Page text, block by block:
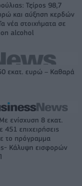
Τζίρος 98,7
και αύξηση κερδών
νέα στοιχήματα σε
alcohol
εκατ. ευρώ – Καθαρά
ενίσχυση 8 εκατ.
451 επιχειρήσεις
το πρόγραμμα
Κάλυψη εισφορών